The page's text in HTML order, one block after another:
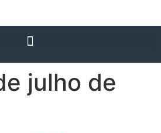
julho de